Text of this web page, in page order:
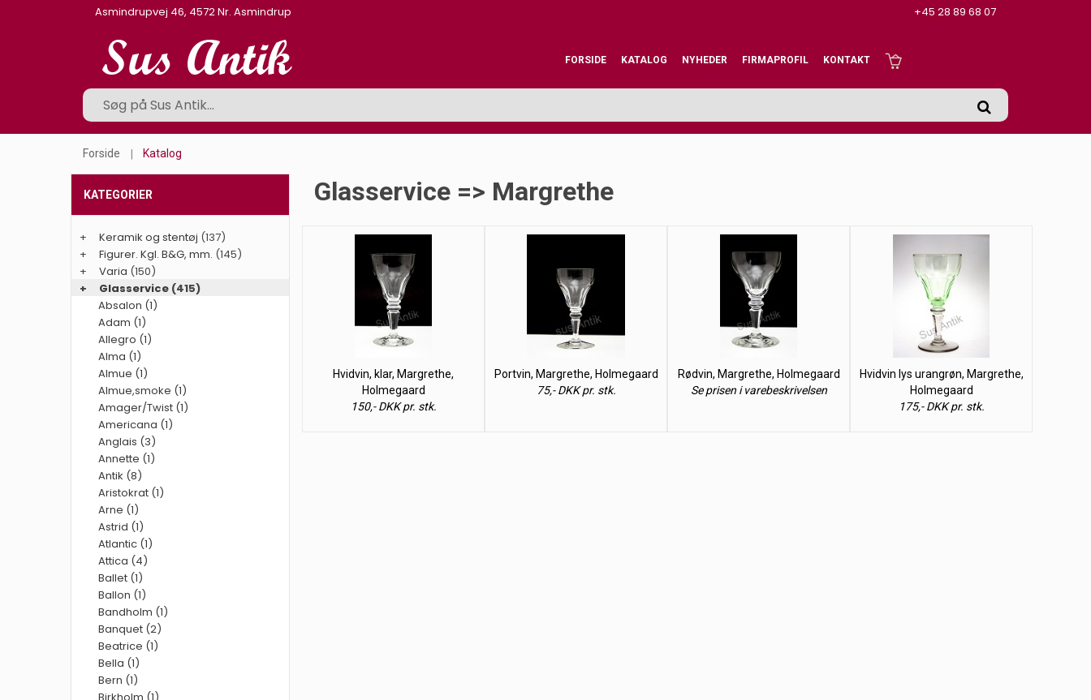
Asmindrupvej 46, 4572 Nr. Asmindrup +45 28 89 68 07
FORSIDE KATALOG NYHEDER FIRMAPROFIL KONTAKT
Forside Katalog
Glasservice => Margrethe
Hvidvin, klar, Margrethe,
Holmegaard
150,- DKK pr. stk.
Portvin, Margrethe, Holmegaard
75,- DKK pr. stk.
Rødvin, Margrethe, Holmegaard
Se prisen i varebeskrivelsen
Hvidvin lys urangrøn, Margrethe,
Holmegaard
175,- DKK pr. stk.
KATEGORIER
+ Keramik og stentøj (137)
+
Figurer. Kgl. B&G, mm. (145)
+
Varia (150)
+
Glasservice (415)
Absalon (1)
Adam (1)
Allegro (1)
Alma (1)
Almue (1)
Almue,smoke (1)
Amager/Twist (1)
Americana (1)
Anglais (3)
Annette (1)
Antik (8)
Aristokrat (1)
Arne (1)
Astrid (1)
Atlantic (1)
Attica (4)
Ballet (1)
Ballon (1)
Bandholm (1)
Banquet (2)
Beatrice (1)
Bella (1)
Bern (1)